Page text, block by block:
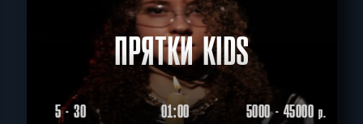
ПРЯТКИ KIDS
5 - 30 01:00 5000 - 45000р.